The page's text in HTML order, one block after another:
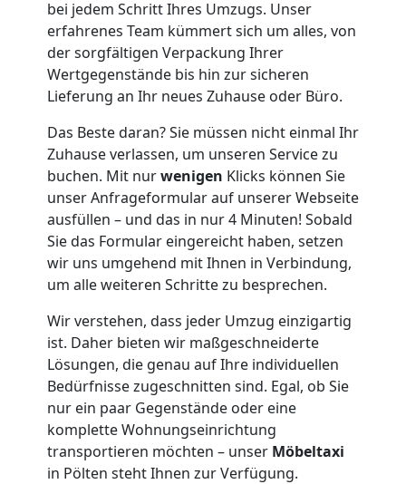
bei jedem Schritt Ihres Umzugs. Unser
erfahrenes Team kümmert sich um alles, von
der sorgfältigen Verpackung Ihrer
Wertgegenstände bis hin zur sicheren
Lieferung an Ihr neues Zuhause oder Büro.
Das Beste daran? Sie müssen nicht einmal Ihr
Zuhause verlassen, um unseren Service zu
buchen. Mit nurwenigen Klicks können Sie
unser Anfrageformular auf unserer Webseite
ausfüllen – und das in nur 4 Minuten! Sobald
Sie das Formular eingereicht haben, setzen
wir uns umgehend mit Ihnen in Verbindung,
um alle weiteren Schritte zu besprechen.
Wir verstehen, dass jeder Umzug einzigartig
ist. Daher bieten wir maßgeschneiderte
Lösungen, die genau auf Ihre individuellen
Bedürfnisse zugeschnitten sind. Egal, ob Sie
nur ein paar Gegenstände oder eine
komplette Wohnungseinrichtung
transportieren möchten – unser Möbeltaxi
in Pölten steht Ihnen zur Verfügung.
Umzugshelfer
Pölten
Möbeltaxi
Pölten
Kleintransport
Pölten